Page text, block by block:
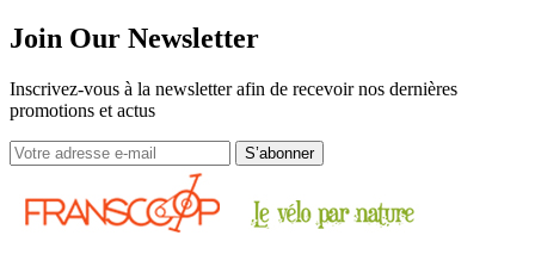
Join Our Newsletter
Inscrivez-vous à la newsletter afin de recevoir nos dernières
promotions et actus